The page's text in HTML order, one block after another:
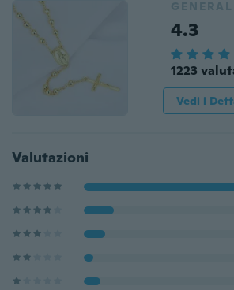
4.3
1223
Vedi i
Valutazioni